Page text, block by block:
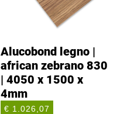
Alucobond legno |
african zebrano 830
| 4050 x 1500 x
4mm
€ 1.026,07